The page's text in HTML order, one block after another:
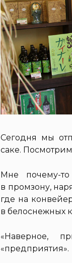
Сегодня мы
саке.
Мне почему-
в промзону,
где на
в белоснежных
«Наверное,
«предприятия».